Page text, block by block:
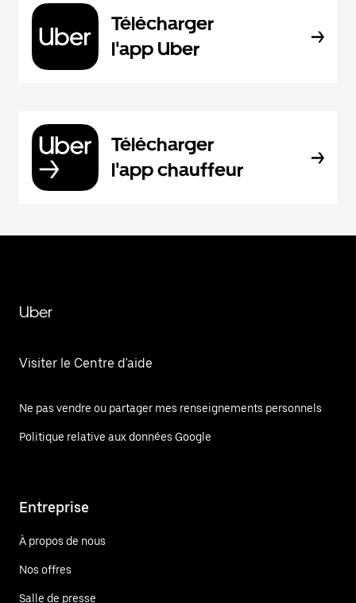
Télécharger
l'app Uber
Télécharger
l'app chauffeur
Uber
Visiter le Centre d'aide
Ne pas vendre ou partager mes renseignements personnels
Politique relative aux données Google
Entreprise
À propos de nous
Nos offres
Salle de presse